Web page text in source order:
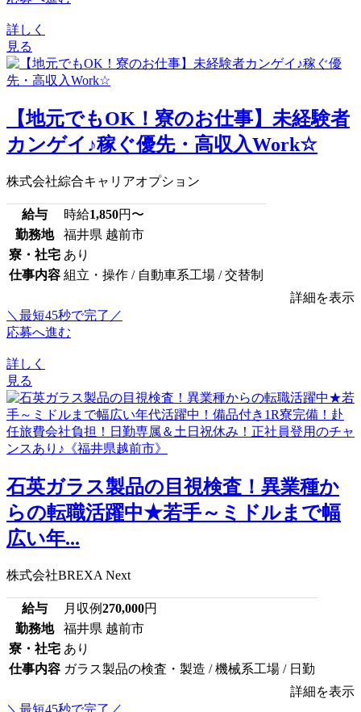
詳しく
見る
【地元でもOK！寮のお仕事】未経験者
カンゲイ♪稼ぐ優先・高収入Work☆
株式会社綜合キャリアオプション
給与 時給1,850円〜
勤務地
福井県 越前市
寮・社宅 あり
仕事内容 組立・操作 / 自動車系工場 / 交替制
詳細を表示
＼最短45秒で完了／
応募へ進む
詳しく
見る
石英ガラス製品の目視検査！異業種か
らの転職活躍中★若手～ミドルまで幅
広い年...
株式会社BREXA Next
給与 月収例270,000円
勤務地
福井県 越前市
寮・社宅 あり
仕事内容 ガラス製品の検査・製造 / 機械系工場 / 日勤
詳細を表示
＼最短45秒で完了／